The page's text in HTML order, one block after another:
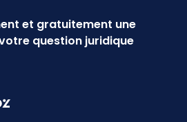
et gratuitement une
question juridique